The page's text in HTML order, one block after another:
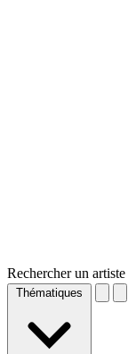
Rechercher un
Thématiques